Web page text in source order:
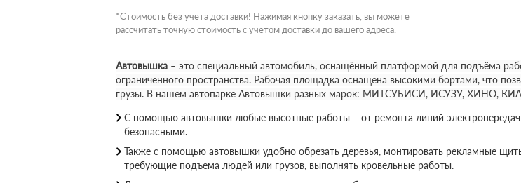
*Стоимость без учета доставки! Нажимая кнопку заказать, вы можете
рассчитать точную стоимость с учетом доставки до вашего адреса.
Автовышка – это специальный автомобиль, оснащённый платформой для подъёма
ограниченного пространства. Рабочая площадка оснащена высокими бортами, что
грузы. В нашем автопарке Автовышки разных марок: МИТСУБИСИ, ИСУЗУ, ХИНО,
С помощью автовышки любые высотные работы – от ремонта линий
безопасными.
Также с помощью автовышки удобно обрезать деревья, монтировать рекламные
требующие подъема людей или грузов, выполнять кровельные работы.